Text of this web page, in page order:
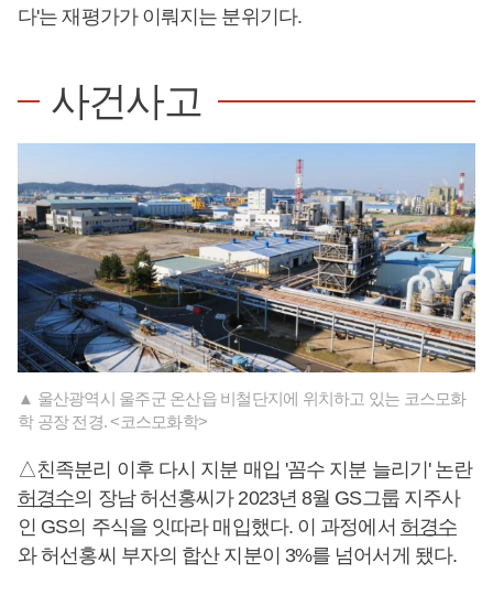
다'는 재평가가 이뤄지는 분위기다.
사건사고
▲ 울산광역시 울주군 온산읍 비철단지에 위치하고 있는 코스모화
학 공장 전경. <코스모화학>
△친족분리 이후 다시 지분 매입 '꼼수 지분 늘리기' 논란
허경수의 장남 허선홍씨가 2023년 8월 GS그룹 지주사
인 GS의 주식을 잇따라 매입했다. 이 과정에서 허경수
와 허선홍씨 부자의 합산 지분이 3%를 넘어서게 됐다.